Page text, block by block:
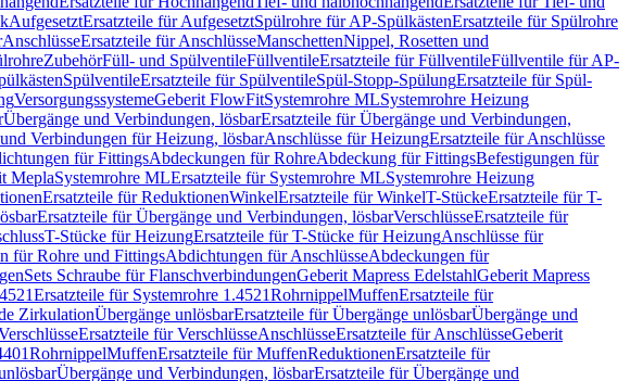
AufgesetztErsatzteile für AufgesetztSpülrohre für AP-SpülkästenErsatzteile für Spülrohre
AnschlüsseErsatzteile für AnschlüsseManschettenNippel, Rosetten und
ZubehörFüll- und SpülventileFüllventileErsatzteile für FüllventileFüllventile für AP-
SpülventileErsatzteile für SpülventileSpül-Stopp-SpülungErsatzteile für Spül-
VersorgungssystemeGeberit FlowFitSystemrohre MLSystemrohre Heizung
Übergänge und Verbindungen, lösbarErsatzteile für Übergänge und Verbindungen,
Verbindungen für Heizung, lösbarAnschlüsse für HeizungErsatzteile für Anschlüsse
für FittingsAbdeckungen für RohreAbdeckung für FittingsBefestigungen für
MeplaSystemrohre MLErsatzteile für Systemrohre MLSystemrohre Heizung
Ersatzteile für ReduktionenWinkelErsatzteile für WinkelT-StückeErsatzteile für T-
Ersatzteile für Übergänge und Verbindungen, lösbarVerschlüsseErsatzteile für
T-Stücke für HeizungErsatzteile für T-Stücke für HeizungAnschlüsse für
für Rohre und FittingsAbdichtungen für AnschlüsseAbdeckungen für
Sets Schraube für FlanschverbindungenGeberit Mapress EdelstahlGeberit Mapress
Ersatzteile für Systemrohre 1.4521RohrnippelMuffenErsatzteile für
ZirkulationÜbergänge unlösbarErsatzteile für Übergänge unlösbarÜbergänge und
Ersatzteile für VerschlüsseAnschlüsseErsatzteile für AnschlüsseGeberit
RohrnippelMuffenErsatzteile für MuffenReduktionenErsatzteile für
Übergänge und Verbindungen, lösbarErsatzteile für Übergänge und